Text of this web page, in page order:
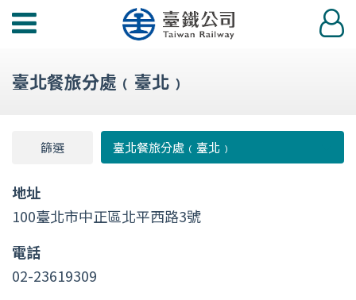
台
當
單
登
入
臺北餐旅分處﹙臺北﹚
篩選 臺北餐旅分處﹙臺北﹚
地址
100臺北市中正區北平西路3號
電話
02-23619309